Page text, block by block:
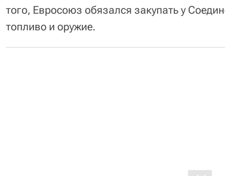
того, Евросоюз обязался закупать у
топливо и оружие.